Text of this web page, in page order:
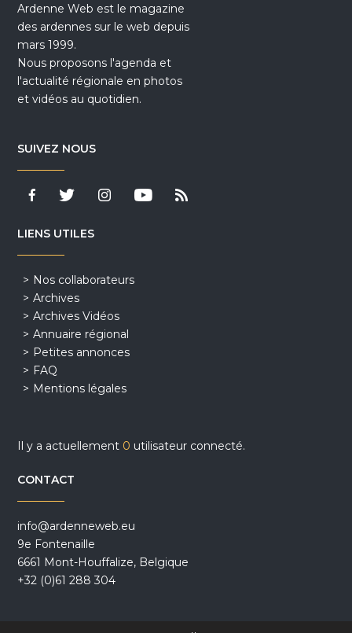
Ardenne Web est le magazine
des ardennes sur le web depuis
mars 1999.
Nous proposons l'agenda et
l'actualité régionale en photos
et vidéos au quotidien.
SUIVEZ NOUS
LIENS UTILES
Nos collaborateurs
Archives
Archives Vidéos
Annuaire régional
Petites annonces
FAQ
Mentions légales
Il y a actuellement 0 utilisateur connecté.
CONTACT
info@ardenneweb.eu
9e Fontenaille
6661 Mont-Houffalize, Belgique
+32 (0)61 288 304